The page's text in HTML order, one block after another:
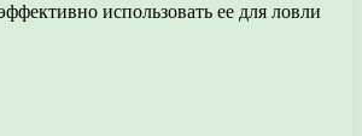
использовать ее для ловли